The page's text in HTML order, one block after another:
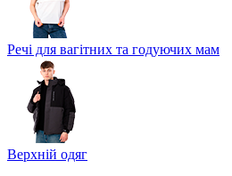
Речі для вагітних та годуючих мам
Верхній одяг